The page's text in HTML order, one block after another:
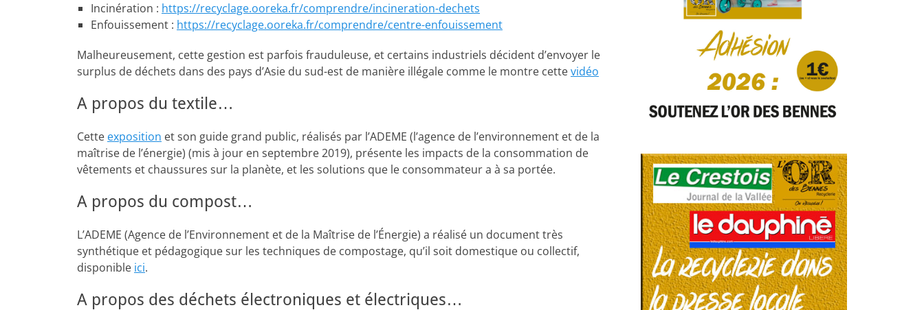
Incinération : https://recyclage.ooreka.fr/comprendre/incineration-dechets
Enfouissement : https://recyclage.ooreka.fr/comprendre/centre-enfouissement
Malheureusement, cette gestion est parfois frauduleuse, et certains industriels décident d’envoyer le
surplus de déchets dans des pays d’Asie du sud-est de manière illégale comme le montre cettevidéo
A propos du textile…
Cette exposition et son guide grand public, réalisés par l’ADEME (l’agence de l’environnement et de la
maîtrise de l’énergie) (mis à jour en septembre 2019), présente les impacts de la consommation de
vêtements et chaussures sur la planète, et les solutions que le consommateur a à sa portée.
A propos du compost…
L’ADEME (Agence de l’Environnement et de la Maîtrise de l’Énergie) a réalisé un document très
synthétique et pédagogique sur les techniques de compostage, qu’il soit domestique ou collectif,
disponible ici.
A propos des déchets électroniques et électriques…